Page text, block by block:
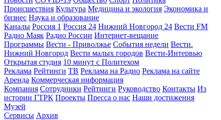
Происшествия Культура Медицина и экология Экономика и
бизнес Наука и образование
Каналы Россия 1 Россия 24 Нижний Новгород 24 Вести FM
Радио Маяк Радио России Интернет-вещание
Программы Вести - Приволжье События недели Вести.
Нижний Новгород Вести малых городов Вести-Интервью
Открытая студия 10 минут с Политехом
Реклама Рейтинги ТВ Реклама на Радио Реклама на сайте
Аренда Коммерческая информация
Компания Сотрудники Рейтинги Руководство Контакты Из
истории ГТРК Проекты Пресса о нас Наши достижения
Музей
Сервисы Архив